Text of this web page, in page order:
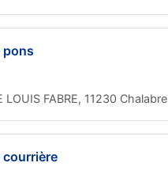
pons
LOUIS FABRE, 11230 Chalabre
courrière